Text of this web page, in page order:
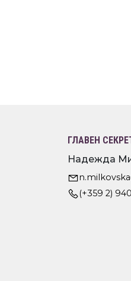
ГЛАВЕН
Надежда
(+359 2)